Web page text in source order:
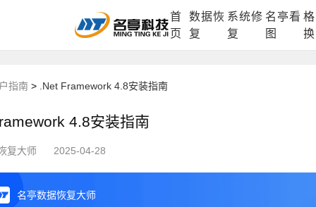
首
页
数据恢
复
系统修
复
名亭看
图
换
DLL修复中心 电脑数据恢复 格式化数据
指南 > .Net Framework 4.8安装指南
4.8安装指南
复大师 2025-04-28
名亭数据恢复大师